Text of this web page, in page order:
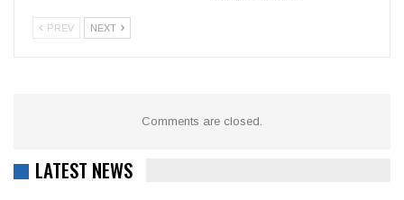
PREV NEXT
Comments are closed.
LATEST NEWS